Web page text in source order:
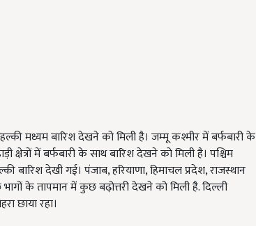
मध्यम बारिश देखने को मिली है। जम्मू कश्मीर में बर्फबारी के
में बर्फबारी के साथ बारिश देखने को मिली है। पश्चिम
बारिश देखी गई। पंजाब, हरियाणा, हिमाचल प्रदेश, राजस्थान
के तापमान में कुछ बढ़ोत्तरी देखने को मिली है. दिल्ली
छाया रहा।